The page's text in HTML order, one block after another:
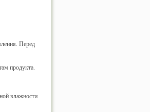
Перед
продукта.
влажности